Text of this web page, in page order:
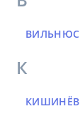
ВИЛЬНЮС
К
КИШИНЁВ